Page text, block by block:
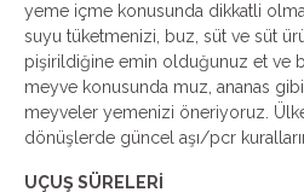
yeme içme konusunda dikkatli
suyu tüketmenizi, buz, süt ve süt
pişirildiğine emin olduğunuz et ve
meyve konusunda muz, ananas
meyveler yemenizi öneriyoruz.
dönüşlerde güncel aşı/pcr
UÇUŞ SÜRELERİ